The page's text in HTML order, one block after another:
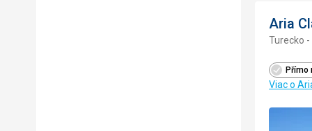
Aria
Turecko -
Přímo
Viac o